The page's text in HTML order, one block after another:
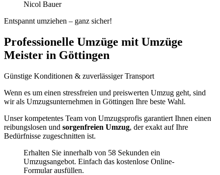
Nicol Bauer
Entspannt umziehen – ganz sicher!
Professionelle Umzüge mit Umzüge
Meister in Göttingen
Günstige Konditionen & zuverlässiger Transport
Wenn es um einen stressfreien und preiswerten Umzug geht, sind
wir als Umzugsunternehmen in Göttingen Ihre beste Wahl.
Unser kompetentes Team von Umzugsprofis garantiert Ihnen einen
reibungslosen und sorgenfreien Umzug, der exakt auf Ihre
Bedürfnisse zugeschnitten ist.
Erhalten Sie innerhalb von 58 Sekunden ein
Umzugsangebot. Einfach das kostenlose Online-
Formular ausfüllen.